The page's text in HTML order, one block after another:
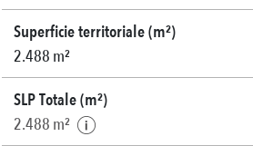
Superficie territoriale (m²)
2.488 m²
SLP Totale (m²)
2.488 m²